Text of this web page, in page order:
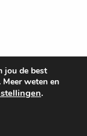
jou de best
weten en
.